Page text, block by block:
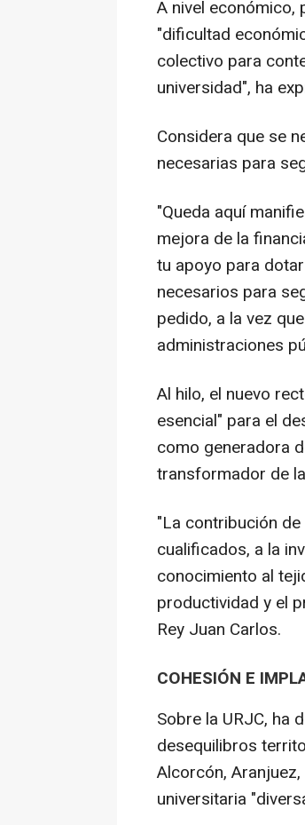
A nivel económico,
"dificultad
colectivo para
universidad", ha
Considera que se
necesarias para
"Queda aquí
mejora de la
tu apoyo para
necesarios para
pedido, a la vez
administraciones
Al hilo, el nuevo
esencial" para el
como generadora
transformador de
"La contribución
cualificados, a la
conocimiento al
productividad y el
Rey Juan Carlos.
COHESIÓN E
Sobre la URJC, ha
desequilibros
Alcorcón,
universitaria